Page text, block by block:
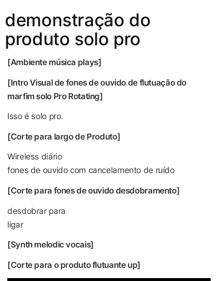
demonstração do
produto solo pro
[Ambiente música plays]
[Intro Visual de fones de ouvido de flutuação do
marfim solo Pro Rotating]
Isso é solo pro.
[Corte para largo de Produto]
Wireless diário
fones de ouvido com cancelamento de ruído
[Corte para fones de ouvido desdobramento]
desdobrar para
ligar
[Synth melodic vocais]
[Corte para o produto flutuante up]